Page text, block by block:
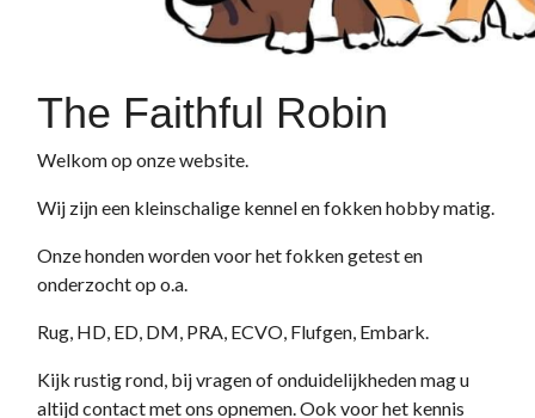
The Faithful Robin
Welkom op onze website.
Wij zijn een kleinschalige kennel en fokken hobby matig.
Onze honden worden voor het fokken getest en
onderzocht op o.a.
Rug, HD, ED, DM, PRA, ECVO, Flufgen, Embark.
Kijk rustig rond, bij vragen of onduidelijkheden mag u
altijd contact met ons opnemen. Ook voor het kennis